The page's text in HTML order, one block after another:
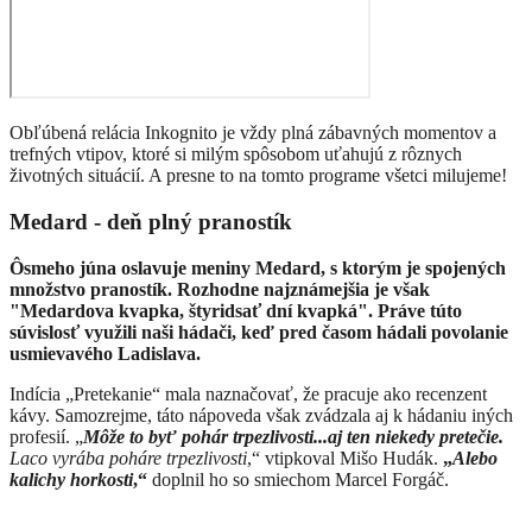
Obľúbená relácia Inkognito je vždy plná zábavných momentov a
trefných vtipov, ktoré si milým spôsobom uťahujú z rôznych
životných situácií. A presne to na tomto programe všetci milujeme!
Medard - deň plný pranostík
Ôsmeho júna oslavuje meniny Medard, s ktorým je spojených
množstvo pranostík. Rozhodne najznámejšia je však
"Medardova kvapka, štyridsať dní kvapká". Práve túto
súvislosť využili naši hádači, keď pred časom hádali povolanie
usmievavého Ladislava.
Indícia „Pretekanie“ mala naznačovať, že pracuje ako recenzent
kávy. Samozrejme, táto nápoveda však zvádzala aj k hádaniu iných
profesií. „Môže to byť pohár trpezlivosti...aj ten niekedy pretečie.
Laco vyrába poháre trpezlivosti,“ vtipkoval Mišo Hudák. „Alebo
kalichy horkosti,“ doplnil ho so smiechom Marcel Forgáč.